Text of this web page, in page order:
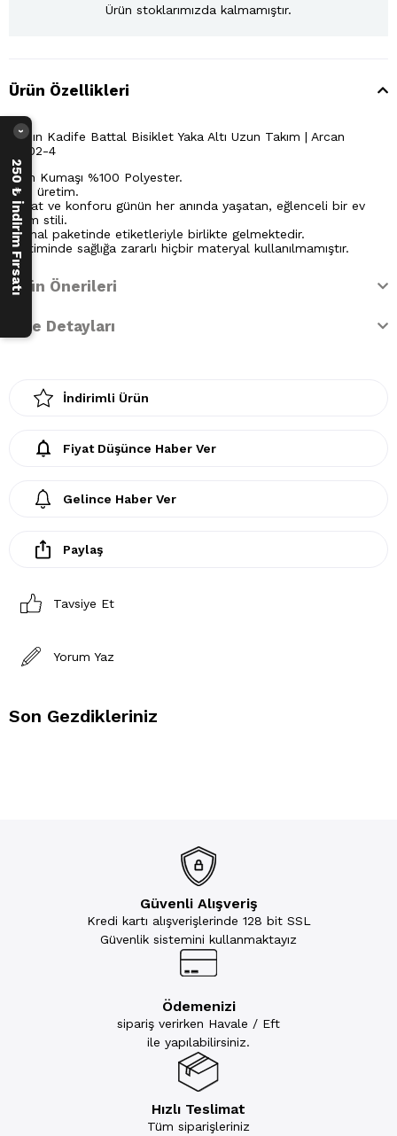
Ürün stoklarımızda kalmamıştır.
Ürün Özellikleri
Kadın Kadife Battal Bisiklet Yaka Altı Uzun Takım | Arcan
13202-4
Ürün Kumaşı %100 Polyester.
Yerli üretim.
Rahat ve konforu günün her anında yaşatan, eğlenceli bir ev
giyim stili.
Orijinal paketinde etiketleriyle birlikte gelmektedir.
Üretiminde sağlığa zararlı hiçbir materyal kullanılmamıştır.
Ürün Önerileri
İade Detayları
İndirimli Ürün
Fiyat Düşünce Haber Ver
Gelince Haber Ver
Paylaş
Tavsiye Et
Yorum Yaz
Son Gezdikleriniz
Güvenli Alışveriş
Kredi kartı alışverişlerinde 128 bit SSL
Güvenlik sistemini kullanmaktayız
Ödemenizi
sipariş verirken Havale / Eft
ile yapılabilirsiniz.
Hızlı Teslimat
Tüm siparişleriniz
250 ₺ İndirim Fırsatı
›